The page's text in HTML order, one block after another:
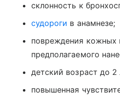
склонность к
судороги в анамнезе;
повреждения кожных
предполагаемого
детский возраст до 2
повышенная